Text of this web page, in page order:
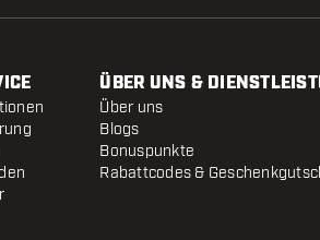
ÜBER UNS &
Über uns
Blogs
Bonuspunkte
Rabattcodes &